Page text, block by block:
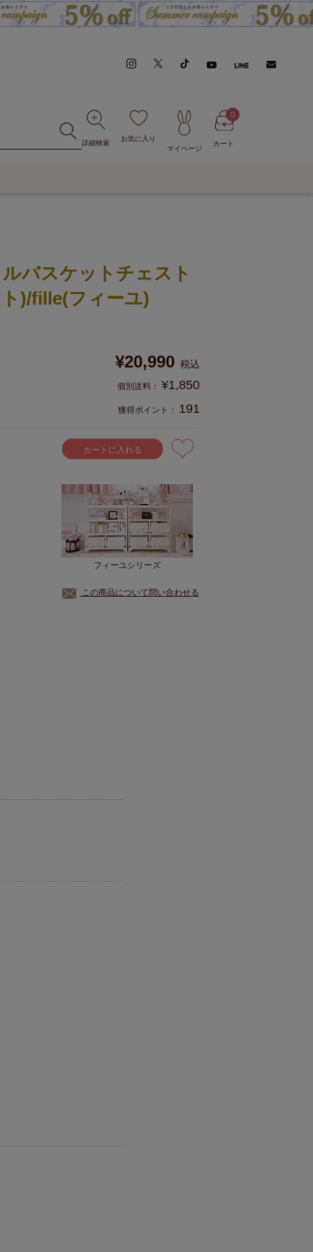
詳細検索
お気に入り
マイページ
カート
0
ルバスケットチェスト
)/fille(フィーユ)
¥20,990 税込
¥1,850
獲得ポイント： 191
カートに入れる
フィーユシリーズ
この商品について問い合わせる